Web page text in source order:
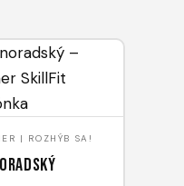
| ROZHÝB SA!